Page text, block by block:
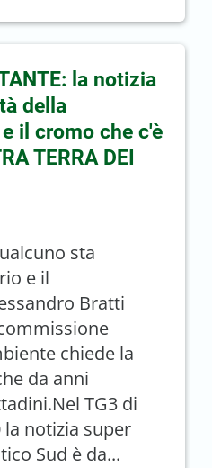
la notizia
della
il cromo che c'è
TERRA DEI
sta
e il
Bratti
chiede la
da anni
TG3 di
la notizia super
Sud è da...